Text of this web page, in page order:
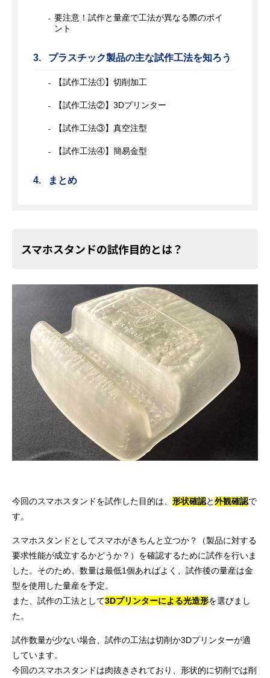
要注意！試作と量産で工法が異なる際のポイ
ント
プラスチック製品の主な試作工法を知ろう
【試作工法①】切削加工
【試作工法②】3Dプリンター
【試作工法③】真空注型
【試作工法④】簡易金型
まとめ
スマホスタンドの試作目的とは？
今回のスマホスタンドを試作した目的は、 形状確認と外観確認で
す。
スマホスタンドとしてスマホがきちんと立つか？（製品に対する
要求性能が成立するかどうか？）を確認するために試作を行いま
した。そのため、数量は最低1個あればよく、試作後の量産は金
型を使用した量産を予定。
また、試作の工法として3Dプリンターによる光造形を選びまし
た。
試作数量が少ない場合、試作の工法は切削か3Dプリンターが適
しています。
今回のスマホスタンドは肉抜きされており、形状的に切削では削